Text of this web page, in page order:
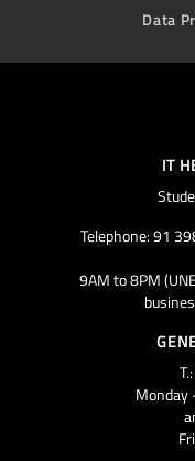
Data
IT
Telephone: 91
9AM to 8PM
Monday